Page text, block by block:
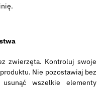
zwierzęta. Kontroluj swoje
Nie pozostawiaj bez
wszelkie elementy